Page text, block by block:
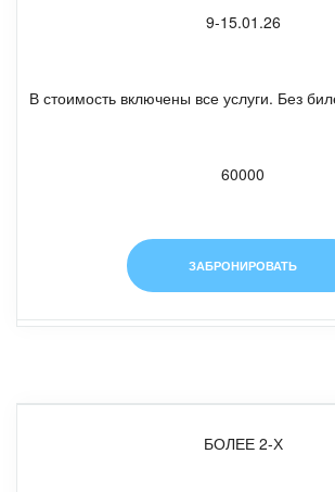
9-15.01.26
В стоимость включены все услуги. Без
60000
ЗАБРОНИРОВАТЬ
БОЛЕЕ 2-Х